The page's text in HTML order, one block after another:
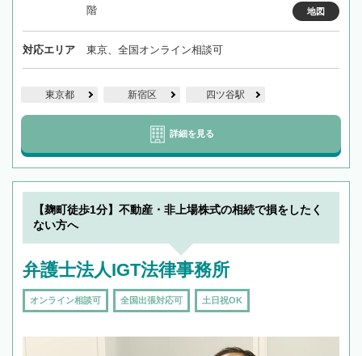
階
地図
対応エリア 東京、全国オンライン相談可
東京都 新宿区 四ツ谷駅
詳細を見る
【麹町徒歩1分】不動産・非上場株式の相続で損をしたく
ない方へ
弁護士法人IGT法律事務所
オンライン相談可 全国出張対応可 土日祝OK